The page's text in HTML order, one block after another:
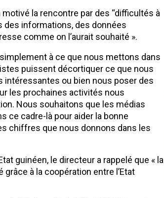
la rencontre par des ‘‘difficultés à
des informations, des données
comme on l’aurait souhaité ».
à ce que nous mettons dans
puissent décortiquer ce que nous
ou bien nous poser des
les prochaines activités nous
Nous souhaitons que les médias
ce cadre-là pour aider la bonne
chiffres que nous donnons dans les
guinéen, le directeur a rappelé que « la
grâce à la coopération entre l’Etat